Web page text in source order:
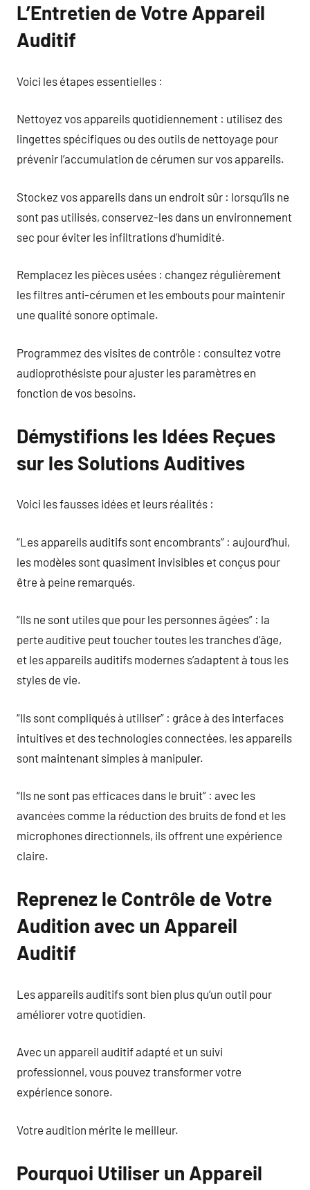
L’Entretien de Votre Appareil
Auditif
Voici les étapes essentielles :
Nettoyez vos appareils quotidiennement : utilisez des
lingettes spécifiques ou des outils de nettoyage pour
prévenir l’accumulation de cérumen sur vos appareils.
Stockez vos appareils dans un endroit sûr : lorsqu’ils ne
sont pas utilisés, conservez-les dans un environnement
sec pour éviter les infiltrations d’humidité.
Remplacez les pièces usées : changez régulièrement
les filtres anti-cérumen et les embouts pour maintenir
une qualité sonore optimale.
Programmez des visites de contrôle : consultez votre
audioprothésiste pour ajuster les paramètres en
fonction de vos besoins.
Démystifions les Idées Reçues
sur les Solutions Auditives
Voici les fausses idées et leurs réalités :
“Les appareils auditifs sont encombrants” : aujourd’hui,
les modèles sont quasiment invisibles et conçus pour
être à peine remarqués.
“Ils ne sont utiles que pour les personnes âgées” : la
perte auditive peut toucher toutes les tranches d’âge,
et les appareils auditifs modernes s’adaptent à tous les
styles de vie.
“Ils sont compliqués à utiliser” : grâce à des interfaces
intuitives et des technologies connectées, les appareils
sont maintenant simples à manipuler.
“Ils ne sont pas efficaces dans le bruit” : avec les
avancées comme la réduction des bruits de fond et les
microphones directionnels, ils offrent une expérience
claire.
Reprenez le Contrôle de Votre
Audition avec un Appareil
Auditif
Les appareils auditifs sont bien plus qu’un outil pour
améliorer votre quotidien.
Avec un appareil auditif adapté et un suivi
professionnel, vous pouvez transformer votre
expérience sonore.
Votre audition mérite le meilleur.
Pourquoi Utiliser un Appareil